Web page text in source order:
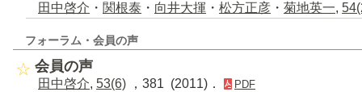
田中啓介 ・ 関根泰 ・ 向井大揮 ・ 松方正彦 ・ 菊地英一,
フォーラム・会員の声
会員の声
田中啓介, 53(6) ，381 (2011)． PDF